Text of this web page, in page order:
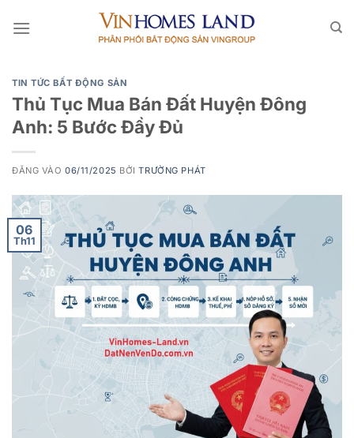
qua
TIN TỨC BẤT ĐỘNG SẢN
Thủ Tục Mua Bán Đất Huyện Đông
Anh: 5 Bước Đầy Đủ
ĐĂNG VÀO06/11/2025 BỞITRƯỜNG PHÁT
06
Th11